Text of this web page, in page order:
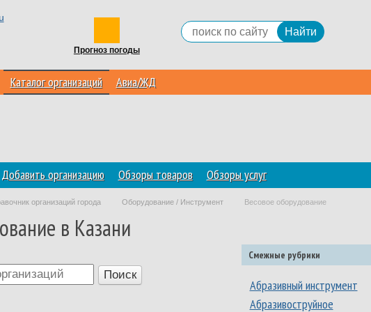
Прогноз погоды
Каталог организаций Авиа/ЖД
Добавить организацию Обзоры товаров Обзоры услуг
организаций города Оборудование / Инструмент Весовое оборудование
в Казани
Смежные рубрики
Абразивный инструмент
Абразивоструйное